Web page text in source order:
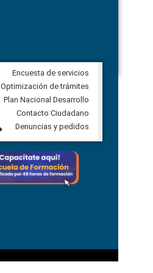
Veeduría para vigilar los acuerdos,
derivados de la Audiencia Pública
comunidad Urbina, parroquia la
Carolina
5 agosto, 2026
Next
Encuesta de servicios
Optimización de trámites
Plan Nacional Desarrollo
Contacto Ciudadano
Denuncias y pedidos